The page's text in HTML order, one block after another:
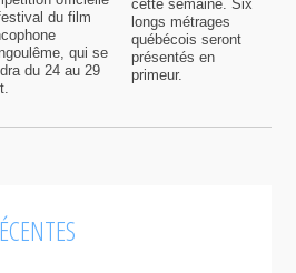
du film
qui se
du 24 au 29
cette semaine. Six
longs métrages
québécois seront
présentés en
primeur.